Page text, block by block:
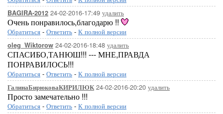
BAGIRA-2012 24-02-2016-17:49 удалить
Очень понравилось,благодарю !!
Обратиться - Ответить - К полной версии
oleg_Wiktorow 24-02-2016-18:48 удалить
СПАСИБО,ТАНЮШ!!! --- МНЕ,ПРАВДА
ПОНРАВИЛОСЬ!!!
Обратиться - Ответить - К полной версии
ГалинаБирюковаКИРИЛЮК24-02-2016-20:20 удалить
Просто замечательно !!!
Обратиться - Ответить - К полной версии